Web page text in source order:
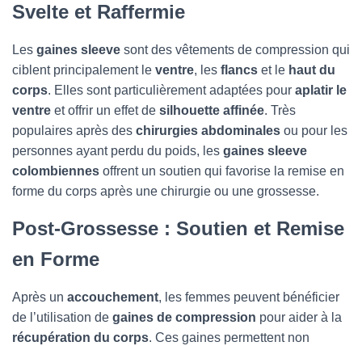
Svelte et Raffermie
Les gaines sleeve sont des vêtements de compression qui
ciblent principalement le ventre, les flancs et le haut du
corps. Elles sont particulièrement adaptées pour aplatir le
ventre et offrir un effet de silhouette affinée. Très
populaires après des chirurgies abdominales ou pour les
personnes ayant perdu du poids, les gaines sleeve
colombiennes offrent un soutien qui favorise la remise en
forme du corps après une chirurgie ou une grossesse.
Post-Grossesse : Soutien et Remise
en Forme
Après un accouchement, les femmes peuvent bénéficier
de l’utilisation de gaines de compression pour aider à la
récupération du corps. Ces gaines permettent non